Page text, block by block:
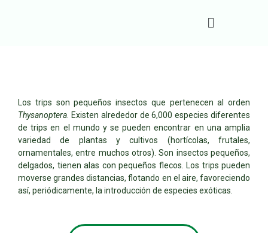
Los trips son pequeños insectos que pertenecen al orden
Thysanoptera. Existen alrededor de 6,000 especies diferentes
de trips en el mundo y se pueden encontrar en una amplia
variedad de plantas y cultivos (hortícolas, frutales,
ornamentales, entre muchos otros). Son insectos pequeños,
delgados, tienen alas con pequeños flecos. Los trips pueden
moverse grandes distancias, flotando en el aire, favoreciendo
así, periódicamente, la introducción de especies exóticas.